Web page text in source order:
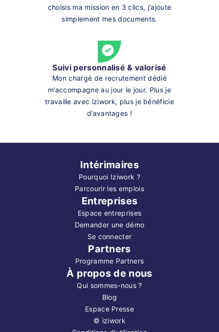
choisis ma mission en 3 clics, j'ajoute
simplement mes documents.
Suivi personnalisé & valorisé
Mon chargé de recrutement dédié
m’accompagne au jour le jour. Plus je
travaille avec iziwork, plus je bénéficie
d’avantages !
Intérimaires
Pourquoi Iziwork ?
Parcourir les emplois
Entreprises
Espace entreprises
Demander une démo
Se connecter
Partners
Programme Partners
À propos de nous
Qui sommes-nous ?
Blog
Espace Presse
© iziwork